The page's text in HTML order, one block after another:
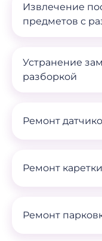
Извлечение
предметов с
Устранение
разборкой
Ремонт
Ремонт каретки
Ремонт